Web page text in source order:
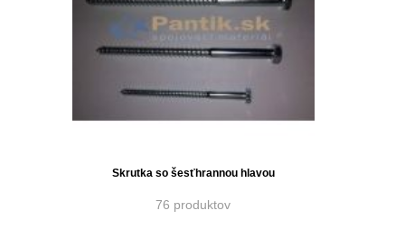
Skrutka so šesťhrannou hlavou
76 produktov